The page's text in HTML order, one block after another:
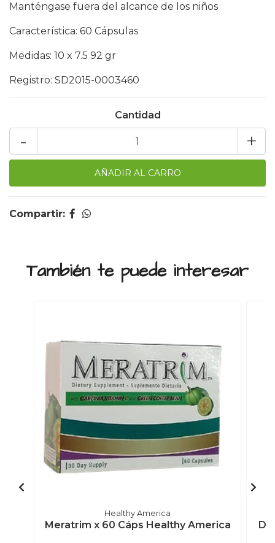
Manténgase fuera del alcance de los niños
Característica: 60 Cápsulas
Medidas: 10 x 7.5 92 gr
Registro: SD2015-0003460
Cantidad
+
-
Compartir:
También te puede interesar
Healthy America
Meratrim x 60 Cáps Healthy America